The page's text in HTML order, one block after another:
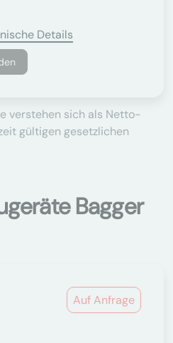
Details
verstehen sich als Netto-
gültigen gesetzlichen
Bagger
Auf Anfrage